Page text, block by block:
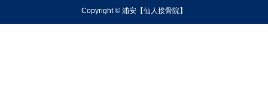
Copyright © 浦安【仙人接骨院】